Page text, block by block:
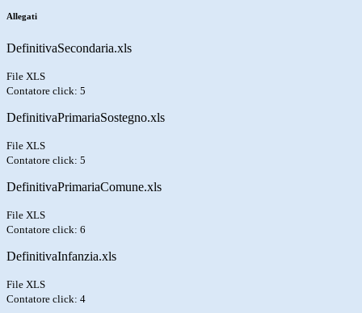
Allegati
DefinitivaSecondaria.xls
File XLS
Contatore click: 5
DefinitivaPrimariaSostegno.xls
File XLS
Contatore click: 5
DefinitivaPrimariaComune.xls
File XLS
Contatore click: 6
DefinitivaInfanzia.xls
File XLS
Contatore click: 4